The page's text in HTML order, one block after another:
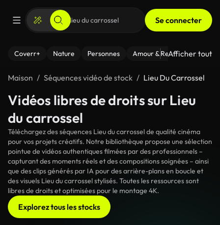
Se connecter
Coverr+ Nature Personnes Amour & Relations Le
Afficher tout
Maison Séquences vidéo de stock Lieu Du Carrossel
Vidéos libres de droits sur Lieu
du carrossel
Téléchargez des séquences Lieu du carrossel de qualité cinéma
pour vos projets créatifs. Notre bibliothèque propose une sélection
pointue de vidéos authentiques filmées par des professionnels –
capturant des moments réels et des compositions soignées – ainsi
que des clips générés par IA pour des arrière-plans en boucle et
des visuels Lieu du carrossel stylisés. Toutes les ressources sont
libres de droits et optimisées pour le montage 4K.
Explorez tous les stocks